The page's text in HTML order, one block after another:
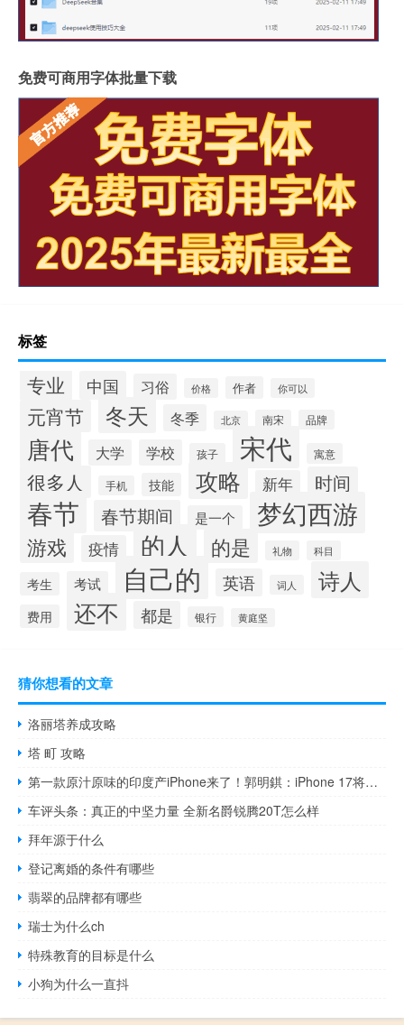
免费可商用字体批量下载
标签
专业 中国 习俗 价格 作者 你可以
元宵节 冬天 冬季 北京 南宋 品牌
唐代 大学 学校 孩子 宋代 寓意
很多人 手机 技能 攻略 新年 时间
春节 春节期间 是一个 梦幻西游
游戏 疫情 的人 的是 礼物 科目
考生 考试 自己的 英语 词人 诗人
费用 还不 都是 银行 黄庭坚
猜你想看的文章
洛丽塔养成攻略
塔 町 攻略
第一款原汁原味的印度产iPhone来了！郭明錤：iPhone 17将首次在印度研发
车评头条：真正的中坚力量 全新名爵锐腾20T怎么样
拜年源于什么
登记离婚的条件有哪些
翡翠的品牌都有哪些
瑞士为什么ch
特殊教育的目标是什么
小狗为什么一直抖